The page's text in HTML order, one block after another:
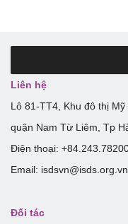
Liên hệ
Lô 81-TT4, Khu đô thị
quận Nam Từ Liêm, Tp
Điện thoại:
Email: isdsvn@isds.org.vn
Đối tác